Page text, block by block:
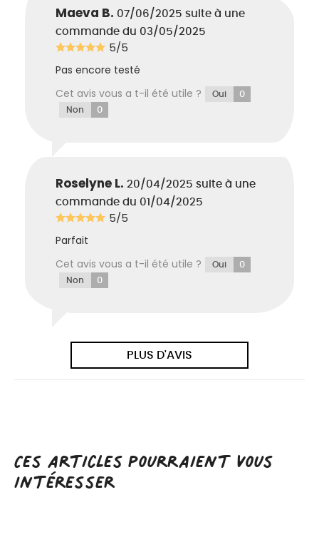
Sodium Hydroxide: Aide à la bonne
conservation du produit.
Calcium Gluconate
Maeva B. 07/06/2025 suite à une
commande du 03/05/2025
5/5
Pas encore testé
Cet avis vous a t-il été utile ?
Oui 0
Non 0
Roselyne L.20/04/2025 suite à une
commande du 01/04/2025
5/5
Parfait
Cet avis vous a t-il été utile ?
Oui 0
Non 0
PLUS D'AVIS
Ces articles pourraient vous
intéresser